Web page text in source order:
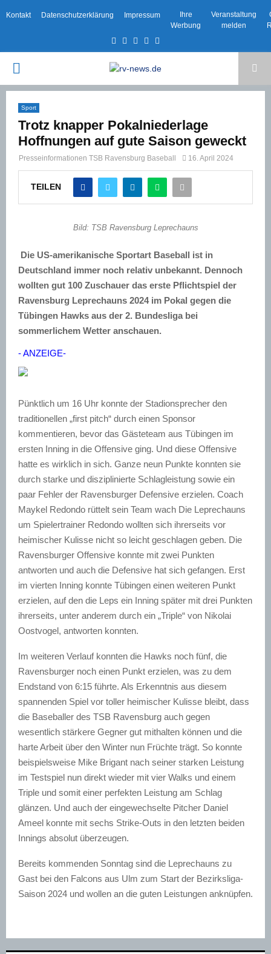
Kontakt Datenschutzerklärung Impressum
Ihre
Werbung
Veranstaltung
melden
Facebook
TwitterInstagram
Email
PRIMARY
MENU
Sport
Trotz knapper Pokalniederlage
Hoffnungen auf gute Saison geweckt
Presseinformationen TSB Ravensburg Baseball 16. April 2024
TEILEN
Bild: TSB Ravensburg Leprechauns
Die US-amerikanische Sportart Baseball ist in
Deutschland immer noch relativ unbekannt. Dennoch
wollten gut 100 Zuschauer das erste Pflichtspiel der
Ravensburg Leprechauns 2024 im Pokal gegen die
Tübingen Hawks aus der 2. Bundesliga bei
sommerlichem Wetter anschauen.
- ANZEIGE-
Pünktlich um 16 Uhr konnte der Stadionsprecher den
traditionellen „first pitch“ durch einen Sponsor
kommentieren, bevor das Gästeteam aus Tübingen im
ersten Inning in die Offensive ging. Und diese Offensive
hatte es wirklich in sich. Ganze neun Punkte konnten sie
durch starke und disziplinierte Schlagleistung sowie ein
paar Fehler der Ravensburger Defensive erzielen. Coach
Maykel Redondo rüttelt sein Team wach Die Leprechauns
um Spielertrainer Redondo wollten sich ihrerseits vor
heimischer Kulisse nicht so leicht geschlagen geben. Die
Ravensburger Offensive konnte mit zwei Punkten
antworten und auch die Defensive hat sich gefangen. Erst
im vierten Inning konnte Tübingen einen weiteren Punkt
erzielen, auf den die Leps ein Inning später mit drei Punkten
ihrerseits, unter anderem durch ein „Triple“ von Nikolai
Oostvogel, antworten konnten.
Im weiteren Verlauf konnten die Hawks noch fünf, die
Ravensburger noch einen Punkt erzielen, was zu dem
Endstand von 6:15 führte. Als Erkenntnis aus diesem
spannenden Spiel vor toller heimischer Kulisse bleibt, dass
die Baseballer des TSB Ravensburg auch gegen
wesentlich stärkere Gegner gut mithalten können und die
harte Arbeit über den Winter nun Früchte trägt. So konnte
beispielsweise Mike Brigant nach seiner starken Leistung
im Testspiel nun direkt wieder mit vier Walks und einem
Triple und somit einer perfekten Leistung am Schlag
glänzen. Und auch der eingewechselte Pitcher Daniel
Ameel konnte mit sechs Strike-Outs in den letzten beiden
Innings absolut überzeugen.
Bereits kommenden Sonntag sind die Leprechauns zu
Gast bei den Falcons aus Ulm zum Start der Bezirksliga-
Saison 2024 und wollen an die guten Leistungen anknüpfen.